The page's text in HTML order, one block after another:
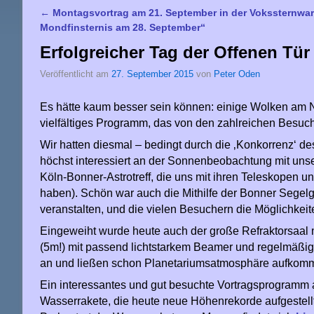
Artikelnavigation
← Montagsvortrag am 21. September in der
Mondfinsternis am 28. September“
Erfolgreicher Tag der Offenen
Veröffentlicht am 27. September 2015 von Peter Oden
Es hätte kaum besser sein können: einige Wolken
vielfältiges Programm, das von den zahlreichen
Wir hatten diesmal – bedingt durch die ‚Konkorrenz‘
höchst interessiert an der Sonnenbeobachtung mit
Köln-Bonner-Astrotreff, die uns mit ihren Teleskopen
haben). Schön war auch die Mithilfe der Bonner
veranstalten, und die vielen Besuchern die
Eingeweiht wurde heute auch der große
(5m!) mit passend lichtstarkem Beamer und
an und ließen schon Planetariumsatmosphäre
Ein interessantes und gut besuchte
Wasserrakete, die heute neue Höhenrekorde